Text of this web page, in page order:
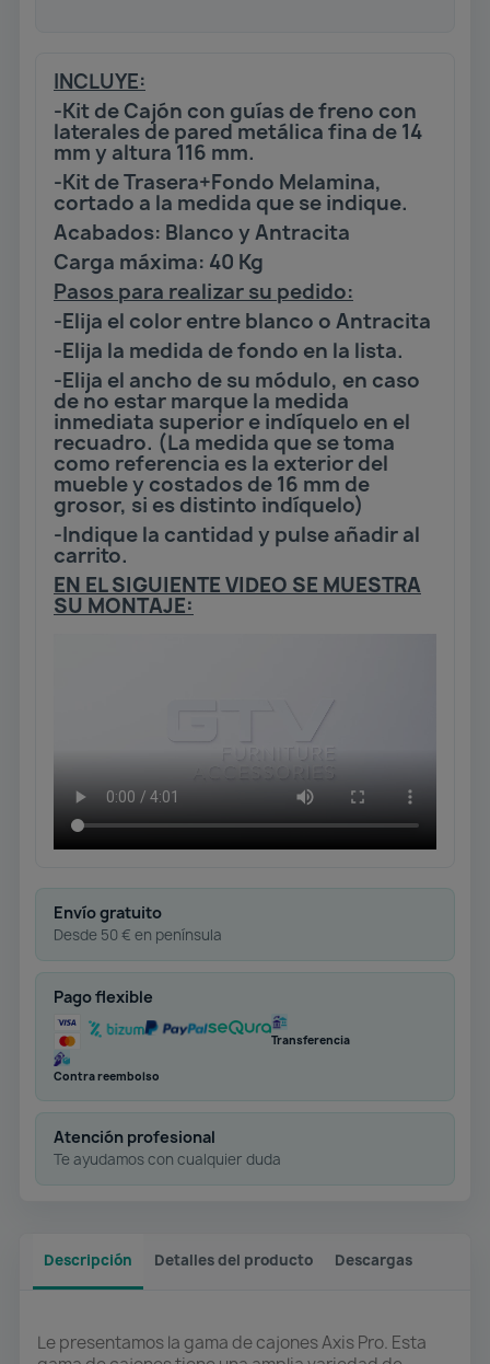
INCLUYE:
-Kit de Cajón con guías de freno con
laterales de pared metálica fina de 14
mm y altura 116 mm.
-Kit de Trasera+Fondo Melamina,
cortado a la medida que se indique.
Acabados: Blanco y Antracita
Carga máxima: 40 Kg
Pasos para realizar su pedido:
-Elija el color entre blanco o Antracita
-Elija la medida de fondo en la lista.
-Elija el ancho de su módulo, en caso
de no estar marque la medida
inmediata superior e indíquelo en el
recuadro. (La medida que se toma
como referencia es la exterior del
mueble y costados de 16 mm de
grosor, si es distinto indíquelo)
-Indique la cantidad y pulse añadir al
carrito.
EN EL SIGUIENTE VIDEO SE MUESTRA
SU MONTAJE:
Envío gratuito
Desde 50 € en península
Pago flexible
Transferencia
Contra reembolso
Atención profesional
Te ayudamos con cualquier duda
Descripción Detalles del producto Descargas
Le presentamos la gama de cajones Axis Pro. Esta